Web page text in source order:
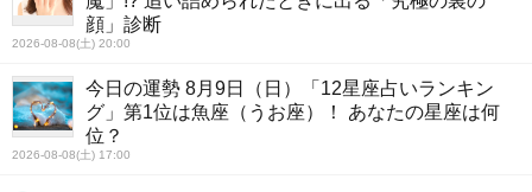
顔」診断
2026-08-08(土) 20:00
今日の運勢 8月9日（日）「12星座占いランキン
グ」第1位は魚座（うお座）！ あなたの星座は何
位？
2026-08-08(土) 17:00